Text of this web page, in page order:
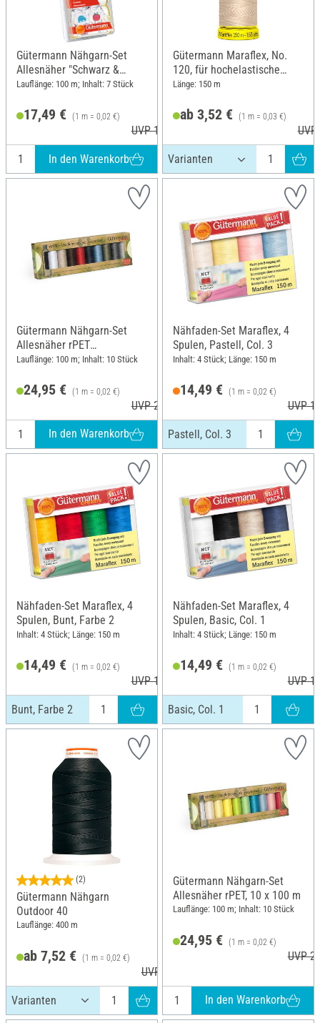
Gütermann Nähgarn-Set
Allesnäher "Schwarz &
Weiß"
Lauflänge: 100 m; Inhalt: 7 Stück
17,49 € (1 m = 0,02 €)
UVP 18,50 €
In den Warenkorb
Gütermann Maraflex, No.
120, für hochelastische
Nähte
Länge: 150 m
ab 3,52 € (1 m = 0,03 €)
Gütermann Nähgarn-Set
Allesnäher rPET
Basicfarben, 10 x 100 m
Lauflänge: 100 m; Inhalt: 10 Stück
24,95 € (1 m = 0,02 €)
UVP 26,80 €
In den Warenkorb
Nähfaden-Set Maraflex, 4
Spulen, Pastell, Col. 3
Inhalt: 4 Stück; Länge: 150 m
14,49 € (1 m = 0,02 €)
UVP
Pastell, Col. 3
Nähfaden-Set Maraflex, 4
Spulen, Bunt, Farbe 2
Inhalt: 4 Stück; Länge: 150 m
14,49 € (1 m = 0,02 €)
UVP 15,70 €
Bunt, Farbe 2
Nähfaden-Set Maraflex, 4
Spulen, Basic, Col. 1
Inhalt: 4 Stück; Länge: 150 m
14,49 € (1 m = 0,02 €)
UVP
Basic, Col. 1
(2)
Gütermann Nähgarn
Outdoor 40
Lauflänge: 400 m
ab 7,52 € (1 m = 0,02 €)
UVP 9,10 €
Gütermann Nähgarn-Set
Allesnäher rPET, 10 x 100 m
Lauflänge: 100 m; Inhalt: 10 Stück
24,95 € (1 m = 0,02 €)
UVP
In den Warenkorb